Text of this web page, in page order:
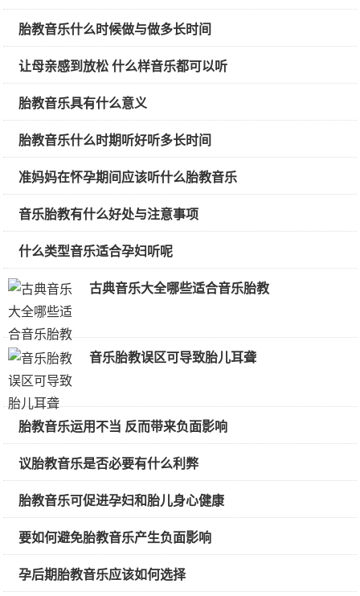
胎教音乐什么时候做与做多长时间
让母亲感到放松 什么样音乐都可以听
胎教音乐具有什么意义
胎教音乐什么时期听好听多长时间
准妈妈在怀孕期间应该听什么胎教音乐
音乐胎教有什么好处与注意事项
什么类型音乐适合孕妇听呢
古典音乐大全哪些适合音乐胎教
音乐胎教误区可导致胎儿耳聋
胎教音乐运用不当 反而带来负面影响
议胎教音乐是否必要有什么利弊
胎教音乐可促进孕妇和胎儿身心健康
要如何避免胎教音乐产生负面影响
孕后期胎教音乐应该如何选择